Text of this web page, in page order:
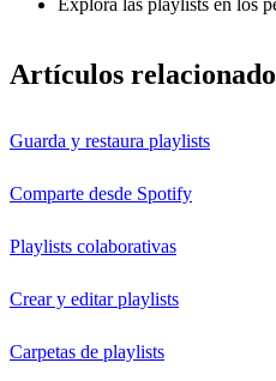
Explora las playlists en los
Artículos
Guarda y restaura playlists
Comparte desde Spotify
Playlists colaborativas
Crear y editar playlists
Carpetas de playlists